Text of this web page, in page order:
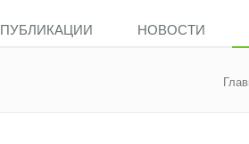
ПУБЛИКАЦИИ НОВОСТИ